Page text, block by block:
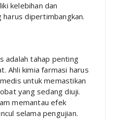
kelebihan dan
dipertimbangkan.
adalah tahap penting
Ahli kimia farmasi harus
untuk memastikan
yang sedang diuji.
memantau efek
selama pengujian.